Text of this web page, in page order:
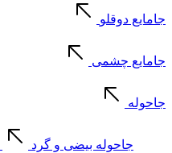
جامایع دوقلو
جامایع چشمی
جاحوله
جاحوله بیضی و گرد